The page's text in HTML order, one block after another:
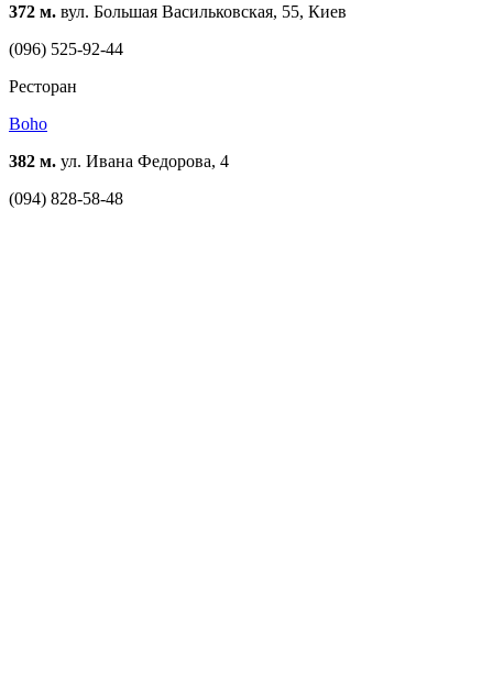
372 м. вул. Большая Васильковская, 55, Киев
(096) 525-92-44
Ресторан
Boho
382 м. ул. Ивана Федорова, 4
(094) 828-58-48